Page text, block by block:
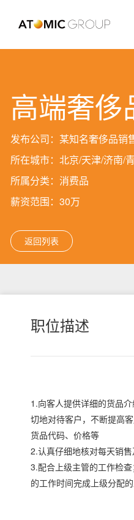
高端奢侈
发布公司：某知名奢侈品销
所在城市：北京/天津/济南/
所属分类：消费品
薪资范围：30万
返回列表
职位描述
1.向客人提供详细的货品
切地对待客户，不断提高
货品代码、价格等
2.认真仔细地核对每天销售
3.配合上级主管的工作检
的工作时间完成上级分配